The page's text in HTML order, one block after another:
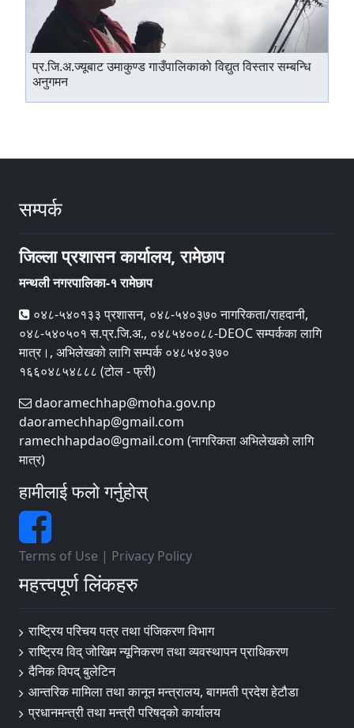
प्र.जि.अ.ज्यूबाट उमाकुण्ड गाउँपालिकाको विद्युत विस्तार सम्बन्धि
अनुगमन
सम्पर्क
जिल्ला प्रशासन कार्यालय, रामेछाप
मन्थली नगरपालिका-१ रामेछाप
०४८-५४०१३३ प्रशासन, ०४८-५४०३७० नागरिकता/राहदानी,
०४८-५४०५०१ स.प्र.जि.अ., ०४८५४००८८-DEOC सम्पर्कका लागि
मात्र।, अभिलेखको लागि सम्पर्क ०४८५४०३७०
१६६०४८५४८८८ (टोल - फ्री)
daoramechhap@moha.gov.np
daoramechhap@gmail.com
ramechhapdao@gmail.com (नागरिकता अभिलेखको लागि
मात्र)
हामीलाई फलो गर्नुहोस्
Terms of Use | Privacy Policy
महत्त्वपूर्ण लिंकहरु
राष्ट्रिय परिचय पत्र तथा पंजिकरण विभाग
राष्ट्रिय विद् जोखिम न्यूनिकरण तथा व्यवस्थापन प्राधिकरण
दैनिक विपद् बुलेटिन
आन्तरिक मामिला तथा कानून मन्त्रालय, बागमती प्रदेश हेटौडा
प्रधानमन्त्री तथा मन्त्री परिषद्को कार्यालय